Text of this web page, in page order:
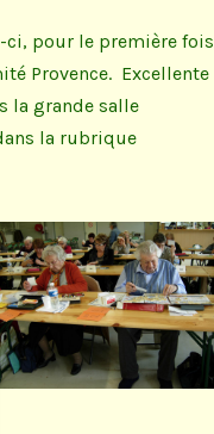
ci, pour le première fois
Provence. Excellente
la grande salle
la rubrique